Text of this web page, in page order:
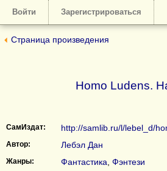
Войти Зарегистрироваться
Страница произведения
Homo Ludens.
СамИздат: http://samlib.ru/l/lebel_d/
Автор: Лебэл Дан
Жанры: Фантастика Фэнтези